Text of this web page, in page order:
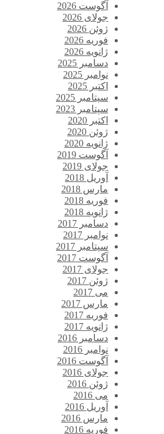
آگوست 2026
جولای 2026
ژوئن 2026
فوریه 2026
ژانویه 2026
دسامبر 2025
نوامبر 2025
اکتبر 2025
سپتامبر 2025
سپتامبر 2023
اکتبر 2020
ژوئن 2020
ژانویه 2020
آگوست 2019
جولای 2019
آوریل 2018
مارس 2018
فوریه 2018
ژانویه 2018
دسامبر 2017
نوامبر 2017
سپتامبر 2017
آگوست 2017
جولای 2017
ژوئن 2017
می 2017
مارس 2017
فوریه 2017
ژانویه 2017
دسامبر 2016
نوامبر 2016
آگوست 2016
جولای 2016
ژوئن 2016
می 2016
آوریل 2016
مارس 2016
فوریه 2016